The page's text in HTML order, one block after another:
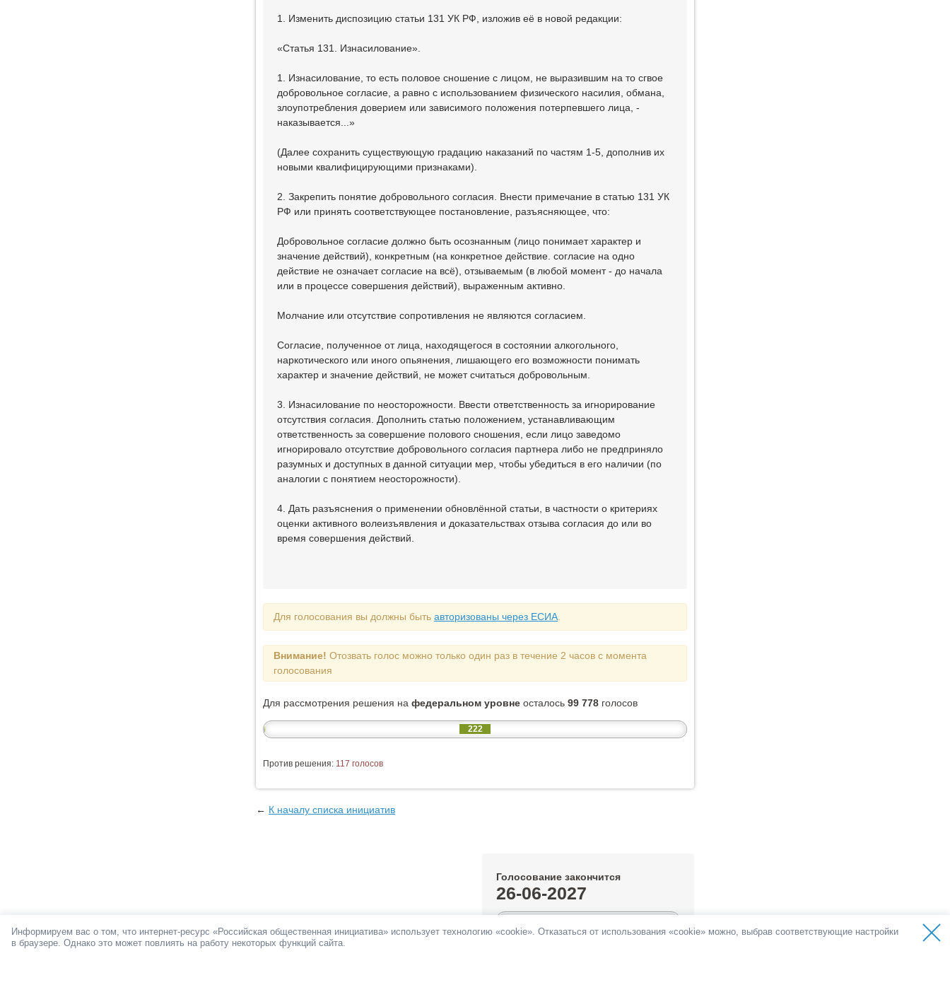
1. Изменить диспозицию статьи 131 УК РФ, изложив её в новой редакции:
«Статья 131. Изнасилование».
1. Изнасилование, то есть половое сношение с лицом, не выразившим на то сгвое
добровольное согласие, а равно с использованием физического насилия, обмана,
злоупотребления доверием или зависимого положения потерпевшего лица, -
наказывается...»
(Далее сохранить существующую градацию наказаний по частям 1-5, дополнив их
новыми квалифицирующими признаками).
2. Закрепить понятие добровольного согласия. Внести примечание в статью 131 УК
РФ или принять соответствующее постановление, разъясняющее, что:
Добровольное согласие должно быть осознанным (лицо понимает характер и
значение действий), конкретным (на конкретное действие. согласие на одно
действие не означает согласие на всё), отзываемым (в любой момент - до начала
или в процессе совершения действий), выраженным активно.
Молчание или отсутствие сопротивления не являются согласием.
Согласие, полученное от лица, находящегося в состоянии алкогольного,
наркотического или иного опьянения, лишающего его возможности понимать
характер и значение действий, не может считаться добровольным.
3. Изнасилование по неосторожности. Ввести ответственность за игнорирование
отсутствия согласия. Дополнить статью положением, устанавливающим
ответственность за совершение полового сношения, если лицо заведомо
игнорировало отсутствие добровольного согласия партнера либо не предприняло
разумных и доступных в данной ситуации мер, чтобы убедиться в его наличии (по
аналогии с понятием неосторожности).
4. Дать разъяснения о применении обновлённой статьи, в частности о критериях
оценки активного волеизъявления и доказательствах отзыва согласия до или во
время совершения действий.
Для голосования вы должны быть авторизованы через ЕСИА
Внимание! Отозвать голос можно только один раз в течение 2 часов с момента
голосования
Для рассмотрения решения на федеральном уровне осталось 99 778 голосов
222
Против решения: 117 голосов
← К началу списка инициатив
Голосование закончится
26-06-2027
Информируем вас о том, что интернет-ресурс «Российская общественная инициатива» использует технологию «cookie». Отказаться от использования «cookie» можно, выбрав соответствующие настройки
в браузере. Однако это может повлиять на работу некоторых функций сайта.